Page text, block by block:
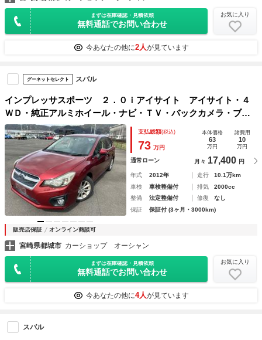
まずは在庫確認・見積依頼
無料通話でお問い合わせ
お気に入り
今あなたの他に2人が見ています
グーネットセレクト スバル
インプレッサスポーツ ２．０ｉアイサイト アイサイト・４
ＷＤ・純正アルミホイール・ナビ・ＴＶ・バックカメラ・ブル
ートゥース・スマートキー・フォグ
支払総額(税込)
73 万円
本体価格
63
万円
諸費用
10
万円
通常ローン 月々 17,400 円
年式 2012年 走行
10.1万km
車検
車検整備付 排気
2000cc
整備
法定整備付 修復
なし
保証
保証付 (3ヶ月・3000km)
販売店保証 オンライン商談可
宮崎県都城市 カーショップ オーシャン
まずは在庫確認・見積依頼
無料通話でお問い合わせ
お気に入り
今あなたの他に4人が見ています
スバル